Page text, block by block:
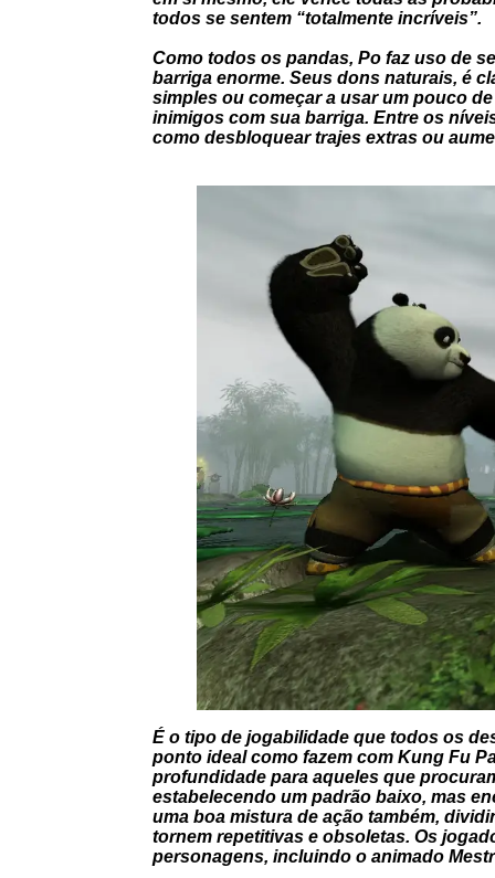
todos se sentem “totalmente incríveis”.
Como todos os pandas, Po faz uso de
barriga enorme. Seus dons naturais, é
simples ou começar a usar um pouco
inimigos com sua barriga. Entre os
como desbloquear trajes extras ou
É o tipo de jogabilidade que todos os
ponto ideal como fazem com Kung Fu
profundidade para aqueles que
estabelecendo um padrão baixo, mas
uma boa mistura de ação também,
tornem repetitivas e obsoletas. Os
personagens, incluindo o animado